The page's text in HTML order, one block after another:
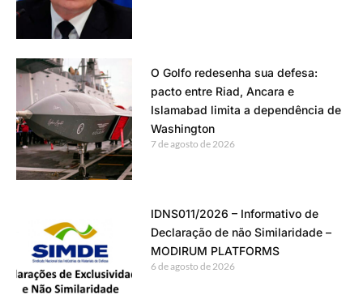
O Golfo redesenha sua defesa:
pacto entre Riad, Ancara e
Islamabad limita a dependência de
Washington
7 de agosto de 2026
IDNS011/2026 – Informativo de
Declaração de não Similaridade –
MODIRUM PLATFORMS
6 de agosto de 2026